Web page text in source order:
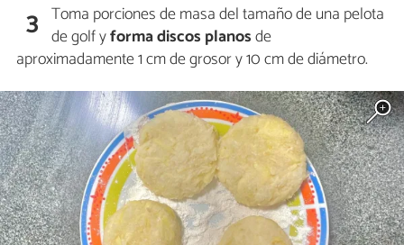
3 Toma porciones de masa del tamaño de una pelota
de golf yforma discos planosde
aproximadamente 1 cm de grosor y 10 cm de diámetro.